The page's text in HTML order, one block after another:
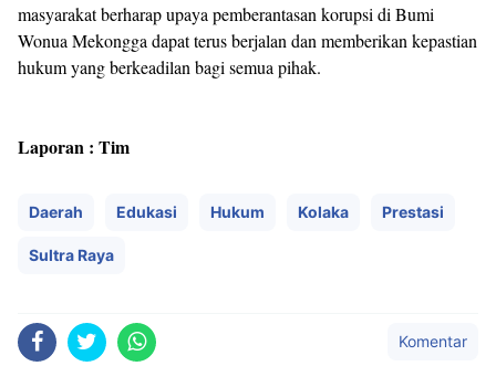
masyarakat berharap upaya pemberantasan korupsi di Bumi
Wonua Mekongga dapat terus berjalan dan memberikan kepastian
hukum yang berkeadilan bagi semua pihak.
Laporan : Tim
Daerah Edukasi Hukum Kolaka Prestasi
Sultra Raya
Komentar